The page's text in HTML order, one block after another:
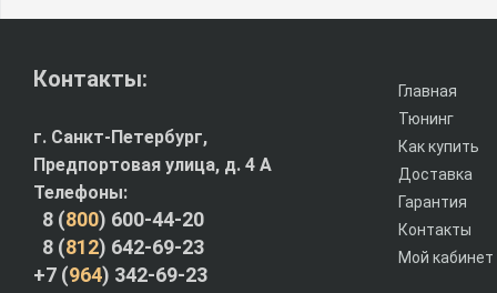
Главная
Тюнинг
Как купить
Доставка
Гарантия
Контакты
Мой кабинет
Контакты:
г. Санкт-Петербург,
Предпортовая улица, д. 4 A
Телефоны:
8 (800) 600-44-20
8 (812) 642-69-23
+7 (964) 342-69-23